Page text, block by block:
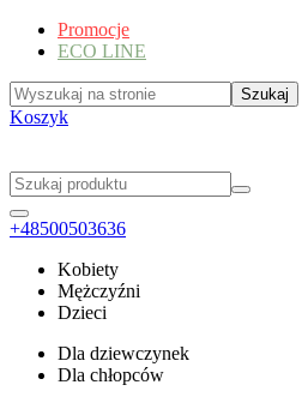
Promocje
ECO LINE
Koszyk
+48500503636
Kobiety
Mężczyźni
Dzieci
Dla dziewczynek
Dla chłopców